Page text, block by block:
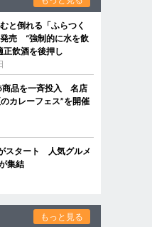
と倒れる「ふらつく
発売 “強制的に水を飲
正飲酒を後押し
商品を一斉投入 名店
カレーフェス”を開催
スタート 人気グルメ
集結
もっと見る